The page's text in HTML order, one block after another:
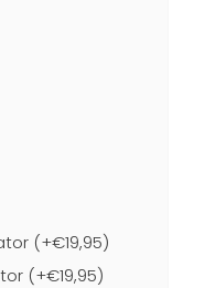
(+€19,95)
(+€19,95)